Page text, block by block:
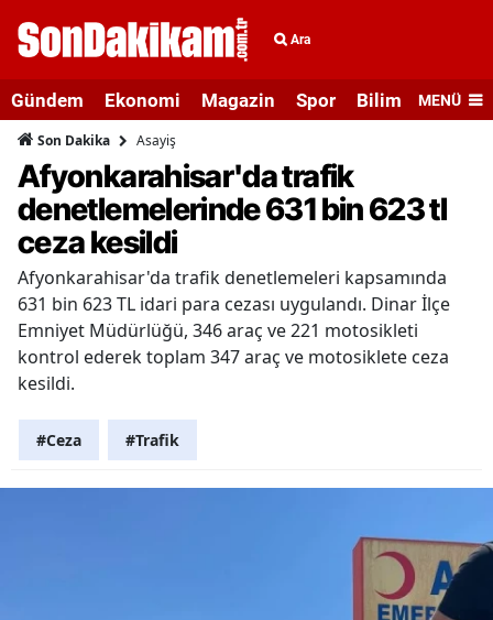
Ara
Gündem Ekonomi Magazin Spor Bilim veMENÜ
Son Dakika Asayiş
Afyonkarahisar'da trafik
denetlemelerinde 631 bin 623 tl
ceza kesildi
Afyonkarahisar'da trafik denetlemeleri kapsamında
631 bin 623 TL idari para cezası uygulandı. Dinar İlçe
Emniyet Müdürlüğü, 346 araç ve 221 motosikleti
kontrol ederek toplam 347 araç ve motosiklete ceza
kesildi.
#Ceza #Trafik